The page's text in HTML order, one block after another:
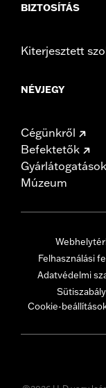
BIZTOSÍTÁS
Kiterjesztett
NÉVJEGY
Cégünkről
Befektetők
Gyárlátogatások
Múzeum
Felhasználási
Adatvédelmi
Cookie-